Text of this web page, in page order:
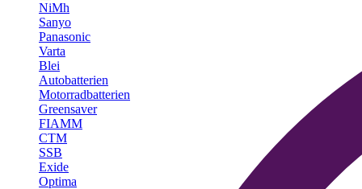
NiMh
Sanyo
Panasonic
Varta
Blei
Autobatterien
Motorradbatterien
Greensaver
FIAMM
CTM
SSB
Exide
Optima